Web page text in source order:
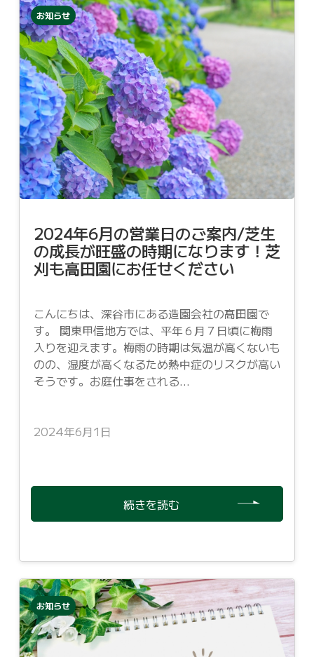
お知らせ
2024年6月の営業日のご案内/芝生
の成長が旺盛の時期になります！芝
刈も高田園にお任せください
こんにちは、深谷市にある造園会社の髙田園で
す。 関東甲信地方では、平年６月７日頃に梅雨
入りを迎えます。梅雨の時期は気温が高くないも
のの、湿度が高くなるため熱中症のリスクが高い
そうです。お庭仕事をされる...
2024年6月1日
続きを読む
お知らせ